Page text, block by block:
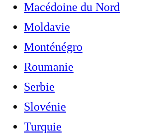
Macédoine du Nord
Moldavie
Monténégro
Roumanie
Serbie
Slovénie
Turquie